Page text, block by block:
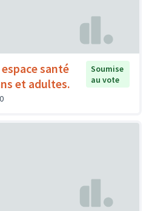
santé
et adultes.
Soumise
au vote
0